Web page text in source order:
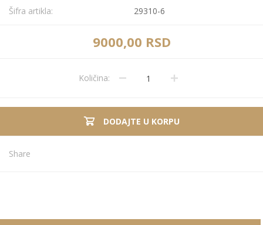
Šifra artikla: 29310-6
9000,00 RSD
Količina:
DODAJTE U KORPU
Share